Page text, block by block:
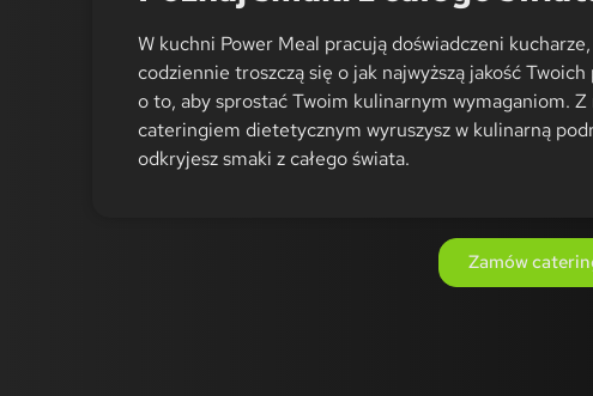
W kuchni Power Meal pracują doświadczeni
codziennie troszczą się o jak najwyższą jakość Twoich
o to, aby sprostać Twoim kulinarnym wymaganiom. Z
cateringiem dietetycznym wyruszysz w kulinarną
odkryjesz smaki z całego świata.
Zamów